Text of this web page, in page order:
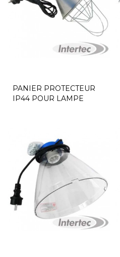
PANIER PROTECTEUR
IP44 POUR LAMPE